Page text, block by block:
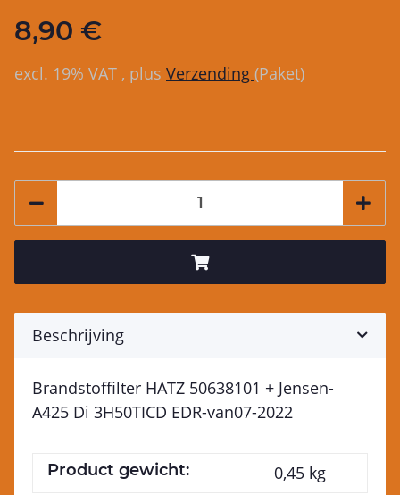
8,90 €
excl. 19% VAT , plus Verzending (Paket)
Beschrijving
Brandstoffilter HATZ 50638101 + Jensen-
A425 Di 3H50TICD EDR-van07-2022
Product gewicht: 0,45 kg